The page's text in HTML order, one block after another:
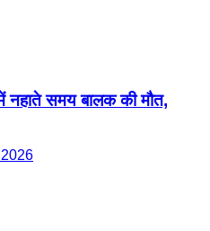
नहाते समय बालक की मौत,